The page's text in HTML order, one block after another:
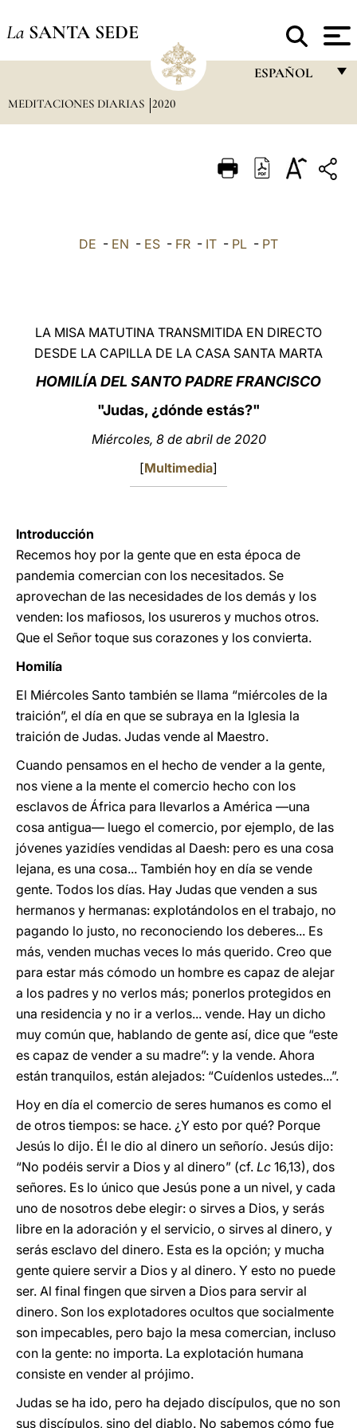
La SANTA SEDE
ESPAÑOL
ITALIANO
中文
LATINE
MEDITACIONES DIARIAS 2020
DE - EN - ES - FR - IT - PL - PT
LA MISA MATUTINA TRANSMITIDA EN DIRECTO
DESDE LA CAPILLA DE LA CASA SANTA MARTA
HOMILÍA DEL SANTO PADRE FRANCISCO
"Judas, ¿dónde estás?"
Miércoles, 8 de abril de 2020
[Multimedia]
Introducción
Recemos hoy por la gente que en esta época de
pandemia comercian con los necesitados. Se
aprovechan de las necesidades de los demás y los
venden: los mafiosos, los usureros y muchos otros.
Que el Señor toque sus corazones y los convierta.
Homilía
El Miércoles Santo también se llama “miércoles de la
traición”, el día en que se subraya en la Iglesia la
traición de Judas. Judas vende al Maestro.
Cuando pensamos en el hecho de vender a la gente,
nos viene a la mente el comercio hecho con los
esclavos de África para llevarlos a América —una
cosa antigua— luego el comercio, por ejemplo, de las
jóvenes yazidíes vendidas al Daesh: pero es una cosa
lejana, es una cosa... También hoy en día se vende
gente. Todos los días. Hay Judas que venden a sus
hermanos y hermanas: explotándolos en el trabajo, no
pagando lo justo, no reconociendo los deberes... Es
más, venden muchas veces lo más querido. Creo que
para estar más cómodo un hombre es capaz de alejar
a los padres y no verlos más; ponerlos protegidos en
una residencia y no ir a verlos... vende. Hay un dicho
muy común que, hablando de gente así, dice que “este
es capaz de vender a su madre”: y la vende. Ahora
están tranquilos, están alejados: “Cuídenlos ustedes...”.
Hoy en día el comercio de seres humanos es como el
de otros tiempos: se hace. ¿Y esto por qué? Porque
Jesús lo dijo. Él le dio al dinero un señorío. Jesús dijo:
“No podéis servir a Dios y al dinero” (cf. Lc 16,13), dos
señores. Es lo único que Jesús pone a un nivel, y cada
uno de nosotros debe elegir: o sirves a Dios, y serás
libre en la adoración y el servicio, o sirves al dinero, y
serás esclavo del dinero. Esta es la opción; y mucha
gente quiere servir a Dios y al dinero. Y esto no puede
ser. Al final fingen que sirven a Dios para servir al
dinero. Son los explotadores ocultos que socialmente
son impecables, pero bajo la mesa comercian, incluso
con la gente: no importa. La explotación humana
consiste en vender al prójimo.
Judas se ha ido, pero ha dejado discípulos, que no son
sus discípulos, sino del diablo. No sabemos cómo fue